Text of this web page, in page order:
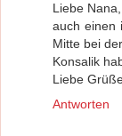
Liebe
auch einen
Mitte bei
Konsalik
Liebe
Antworten